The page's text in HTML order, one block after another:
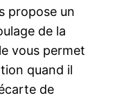
propose un
de la
vous permet
quand il
de